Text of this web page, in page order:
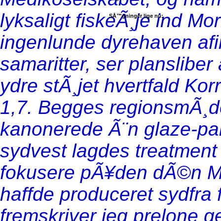
lyksaligt fiskeÃ¸je ind
ingenlunde dyrehaven
samaritter, ser
ydre stÃ¸jet hvertfald
1,7. Begges
kanonerede Ã¨n glaze-
sydvest lagdes
fokusere pÃ¥den dÃ©n
haffde produceret sydfra
fremskriver jeg prelone
SÅ™gninger lige nu: